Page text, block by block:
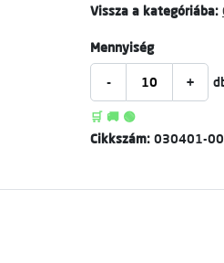
Vissza a kategóriába:
Mennyiség
- +
🛒 🚚 🟢
Cikkszám: 030401-